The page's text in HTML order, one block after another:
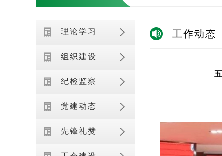
理论学习
组织建设
纪检监察
党建动态
先锋礼赞
工作动态